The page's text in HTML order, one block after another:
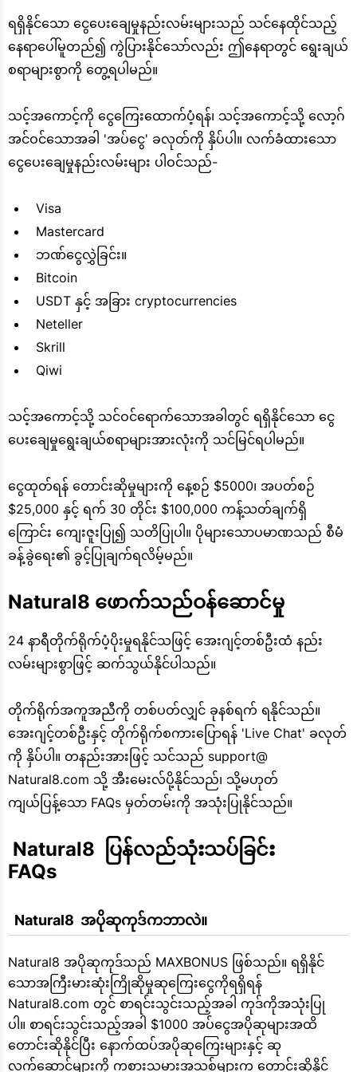
ရရှိနိုင်သော ငွေပေးချေမှုနည်းလမ်းများသည် သင်နေထိုင်သည့်
နေရာပေါ်မူတည်၍ ကွဲပြားနိုင်သော်လည်း ဤနေရာတွင် ရွေးချယ်
စရာများစွာကို တွေ့ရပါမည်။
သင့်အကောင့်ကို ငွေကြေးထောက်ပံ့ရန်၊ သင့်အကောင့်သို့ လော့ဂ်
အင်ဝင်သောအခါ 'အပ်ငွေ' ခလုတ်ကို နှိပ်ပါ။ လက်ခံထားသော
ငွေပေးချေမှုနည်းလမ်းများ ပါဝင်သည်-
Visa
Mastercard
ဘဏ်ငွေလွှဲခြင်း။
Bitcoin
USDT နှင့် အခြား cryptocurrencies
Neteller
Skrill
Qiwi
သင့်အကောင့်သို့ သင်ဝင်ရောက်သောအခါတွင် ရရှိနိုင်သော ငွေ
ပေးချေမှုရွေးချယ်စရာများအားလုံးကို သင်မြင်ရပါမည်။
ငွေထုတ်ရန် တောင်းဆိုမှုများကို နေ့စဉ် $5000၊ အပတ်စဉ်
$25,000 နှင့် ရက် 30 တိုင်း $100,000 ကန့်သတ်ချက်ရှိ
ကြောင်း ကျေးဇူးပြု၍ သတိပြုပါ။ ပိုများသောပမာဏသည် စီမံ
ခန့်ခွဲရေး၏ ခွင့်ပြုချက်ရလိမ့်မည်။
Natural8 ဖောက်သည်ဝန်ဆောင်မှု
24 နာရီတိုက်ရိုက်ပံ့ပိုးမှုရနိုင်သဖြင့် အေးဂျင့်တစ်ဦးထံ နည်း
လမ်းများစွာဖြင့် ဆက်သွယ်နိုင်ပါသည်။
တိုက်ရိုက်အကူအညီကို တစ်ပတ်လျှင် ခုနစ်ရက် ရနိုင်သည်။
အေးဂျင့်တစ်ဦးနှင့် တိုက်ရိုက်စကားပြောရန် 'Live Chat' ခလုတ်
ကို နှိပ်ပါ။ တနည်းအားဖြင့် သင်သည် support@
Natural8.com သို့ အီးမေးလ်ပို့နိုင်သည်၊ သို့မဟုတ်
ကျယ်ပြန့်သော FAQs မှတ်တမ်းကို အသုံးပြုနိုင်သည်။
FAQs
  Natural8  အပိုဆုကုဒ်ကဘာလဲ။
Natural8 အပိုဆုကုဒ်သည် MAXBONUS ဖြစ်သည်။ ရရှိနိုင်
သောအကြီးမားဆုံးကြိုဆိုမှုဆုကြေးငွေကိုရရှိရန်
Natural8.com တွင် စာရင်းသွင်းသည့်အခါ ကုဒ်ကိုအသုံးပြု
ပါ။ စာရင်းသွင်းသည့်အခါ $1000 အပ်ငွေအပိုဆုများအထိ
တောင်းဆိုနိုင်ပြီး နောက်ထပ်အပိုဆုကြေးများနှင့် ဆု
လက်ဆောင်များကို ကစားသမားအသစ်များက တောင်းဆိုနိုင်